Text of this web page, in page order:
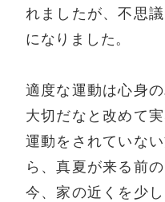
れましたが、不思
になりました。
適度な運動は心身
大切だなと改めて
運動をされていな
ら、真夏が来る前
今、家の近くを少